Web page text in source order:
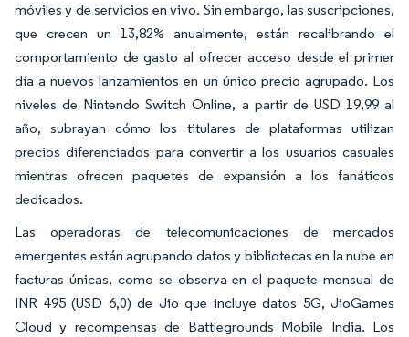
móviles y de servicios en vivo. Sin embargo, las suscripciones,
que crecen un 13,82% anualmente, están recalibrando el
comportamiento de gasto al ofrecer acceso desde el primer
día a nuevos lanzamientos en un único precio agrupado. Los
niveles de Nintendo Switch Online, a partir de USD 19,99 al
año, subrayan cómo los titulares de plataformas utilizan
precios diferenciados para convertir a los usuarios casuales
mientras ofrecen paquetes de expansión a los fanáticos
dedicados.
Las operadoras de telecomunicaciones de mercados
emergentes están agrupando datos y bibliotecas en la nube en
facturas únicas, como se observa en el paquete mensual de
INR 495 (USD 6,0) de Jio que incluye datos 5G, JioGames
Cloud y recompensas de Battlegrounds Mobile India. Los